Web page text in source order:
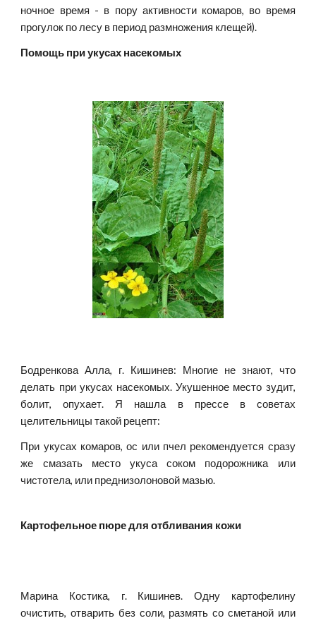
ночное время - в пору активности комаров, во время
прогулок по лесу в период размножения клещей).
Помощь при укусах насекомых
Бодренкова Алла, г. Кишинев: Многие не знают, что
делать при укусах насекомых. Укушенное место зудит,
болит, опухает. Я нашла в прессе в советах
целительницы такой рецепт:
При укусах комаров, ос или пчел рекомендуется сразу
же смазать место укуса соком подорожника или
чистотела, или преднизолоновой мазью.
Картофельное пюре для отбливания кожи
Марина Костика, г. Кишинев. Одну картофелину
очистить, отварить без соли, размять со сметаной или